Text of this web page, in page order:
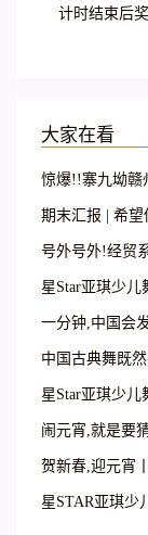
计时结束后
大家在看
惊爆!!寨九坳赣
团天天发!!!
期末汇报 | 希
愧芳华地起舞
号外号外!经贸
募开始啦!
星Star亚琪少儿
班在吕梁爱艺
一分钟,中国会
中国古典舞既
那么,古典舞演
星Star亚琪少儿
法师资班第二
闹元宵,就是要
贺新春,迎元宵
一起猜灯谜
星STAR亚琪少